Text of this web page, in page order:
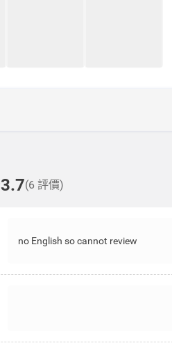
3.7(6 評價)
no English so cannot review